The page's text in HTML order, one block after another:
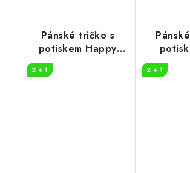
Pánské tričko s
potiskem Happy
2 + 1 2 + 1